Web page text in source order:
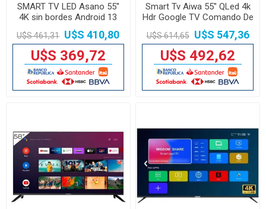
SMART TV LED Asano 55''
4K sin bordes Android 13
U$S 461,31 U$S 410,80
U$S 369,72
Smart Tv Aiwa 55'' QLed 4k
Hdr Google TV Comando De
Voz
U$S 614,65 U$S 547,36
U$S 492,62